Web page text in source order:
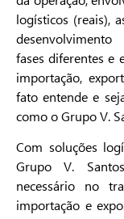
logísticos (reais),
fases diferentes e
importação,
fato entende e
como o Grupo V.
Com soluções
Grupo V.
necessário no
importação e